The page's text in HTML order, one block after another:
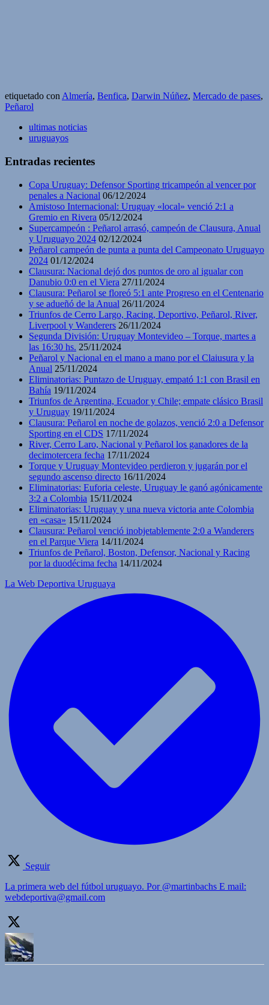
etiquetado conAlmería, Benfica, Darwin Núñez, Mercado de pases,
Peñarol
ultimas noticias
uruguayos
Entradas recientes
Copa Uruguay: Defensor Sporting tricampeón al vencer por
penales a Nacional 06/12/2024
Amistoso Internacional: Uruguay «local» venció 2:1 a
Gremio en Rivera 05/12/2024
Supercampeón : Peñarol arrasó, campeón de Clausura, Anual
y Uruguayo 2024 02/12/2024
Peñarol campeón de punta a punta del Campeonato Uruguayo
2024 01/12/2024
Clausura: Nacional dejó dos puntos de oro al igualar con
Danubio 0:0 en el Viera 27/11/2024
Clausura: Peñarol se floreó 5:1 ante Progreso en el Centenario
y se adueñó de la Anual 26/11/2024
Triunfos de Cerro Largo, Racing, Deportivo, Peñarol, River,
Liverpool y Wanderers 26/11/2024
Segunda División: Uruguay Montevideo – Torque, martes a
las 16:30 hs. 25/11/2024
Peñarol y Nacional en el mano a mano por el Claiusura y la
Anual 25/11/2024
Eliminatorias: Puntazo de Uruguay, empató 1:1 con Brasil en
Bahía 19/11/2024
Triunfos de Argentina, Ecuador y Chile; empate clásico Brasil
y Uruguay 19/11/2024
Clausura: Peñarol en noche de golazos, venció 2:0 a Defensor
Sporting en el CDS 17/11/2024
River, Cerro Laro, Nacional y Peñarol los ganadores de la
decimotercera fecha 17/11/2024
Torque y Uruguay Montevideo perdieron y jugarán por el
segundo ascenso directo 16/11/2024
Eliminatorias: Euforia celeste, Uruguay le ganó agónicamente
3:2 a Colombia 15/11/2024
Eliminatorias: Uruguay y una nueva victoria ante Colombia
en «casa» 15/11/2024
Clausura: Peñarol venció inobjetablemente 2:0 a Wanderers
en el Parque Viera 14/11/2024
Triunfos de Peñarol, Boston, Defensor, Nacional y Racing
por la duodécima fecha 14/11/2024
La Web Deportiva Uruguaya
Seguir
La primera web del fútbol uruguayo. Por @martinbachs E mail:
webdeportiva@gmail.com